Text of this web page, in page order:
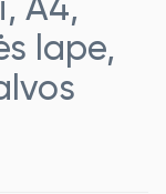
A4,
lape,